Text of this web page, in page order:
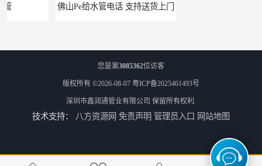
佛山Pe给水管电话 支持送货上门
HDPE钢丝骨架管 HDPE给水管自来水管饮用水管 HDPE给水管
您是第3085362位访客
版权所有 ©2026-08-07 粤ICP备2025461493号
深圳市鑫润通管业有限公司 保留所有权利.
技术支持： 八方资源网 免责声明 管理员入口 网站地图